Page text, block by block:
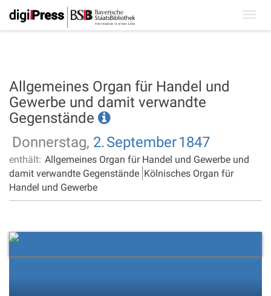
Allgemeines Organ für Handel und
Gewerbe und damit verwandte
Gegenstände
Donnerstag, 2.September1847
enthält: Allgemeines Organ für Handel und Gewerbe und
damit verwandte Gegenstände Kölnisches Organ für
Handel und Gewerbe